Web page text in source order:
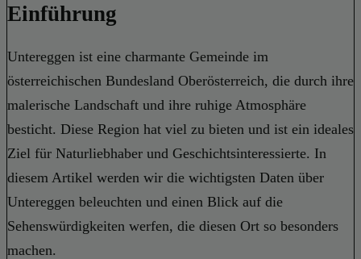
Einführung
Untereggen ist eine charmante Gemeinde im
österreichischen Bundesland Oberösterreich, die durch ihre
malerische Landschaft und ihre ruhige Atmosphäre
besticht. Diese Region hat viel zu bieten und ist ein ideales
Ziel für Naturliebhaber und Geschichtsinteressierte. In
diesem Artikel werden wir die wichtigsten Daten über
Untereggen beleuchten und einen Blick auf die
Sehenswürdigkeiten werfen, die diesen Ort so besonders
machen.